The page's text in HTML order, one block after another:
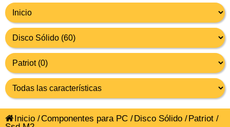
Inicio /Componentes para PC /Disco Sólido /Patriot /